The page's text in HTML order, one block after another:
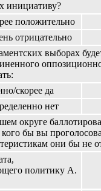
инициативу?
положительно
отрицательно
выборах
скорее да
нет
округе
кого бы вы
они бы не
политику А.